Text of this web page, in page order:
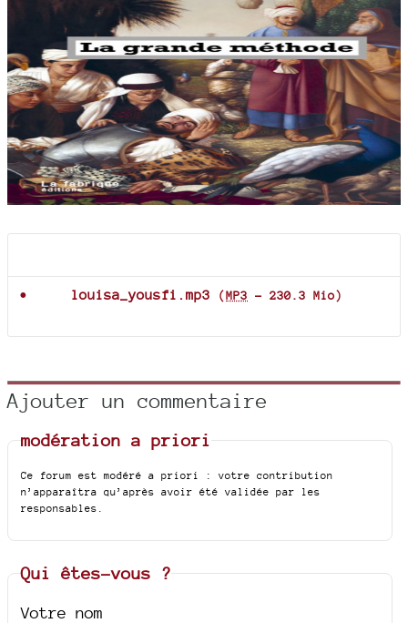
louisa_yousfi.mp3 (MP3 - 230.3 Mio)
Ajouter un commentaire
modération a priori
Ce forum est modéré a priori : votre contribution
n’apparaîtra qu’après avoir été validée par les
responsables.
Qui êtes-vous ?
Votre nom